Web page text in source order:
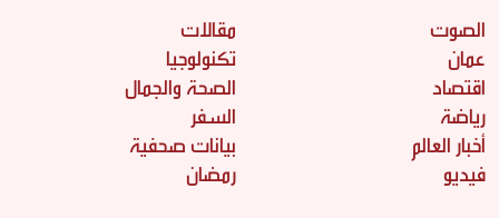
الصوت
عمان
اقتصاد
رياضة
أخبار العالم
فيديو
مقالات
تكنولوجيا
الصحة والجمال
السفر
بيانات صحفية
رمضان